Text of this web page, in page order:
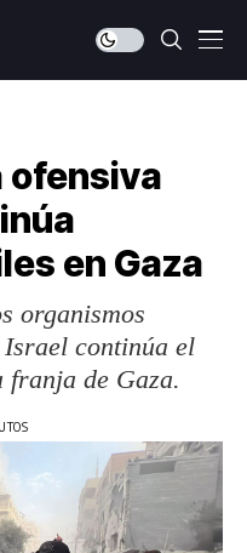
ofensiva
en Gaza
organismos
continúa el
franja de Gaza.